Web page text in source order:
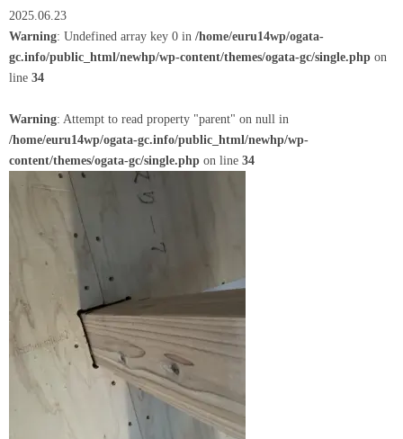
2025.06.23
Warning: Undefined array key 0 in /home/euru14wp/ogata-
gc.info/public_html/newhp/wp-content/themes/ogata-gc/single.php on
line 34
Warning: Attempt to read property "parent" on null in
/home/euru14wp/ogata-gc.info/public_html/newhp/wp-
content/themes/ogata-gc/single.php on line 34